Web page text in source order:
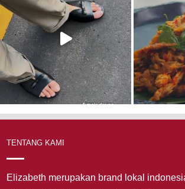
TENTANG KAMI
Elizabeth merupakan brand lokal